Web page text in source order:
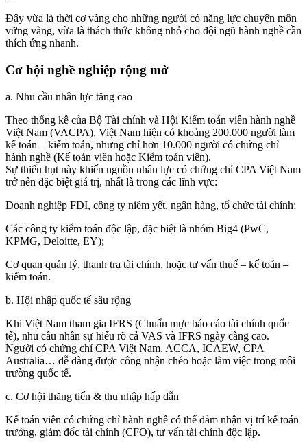
Đây vừa là thời cơ vàng cho những người có năng lực chuyên môn
vững vàng, vừa là thách thức không nhỏ cho đội ngũ hành nghề cần
thích ứng nhanh.
Cơ hội nghề nghiệp rộng mở
a. Nhu cầu nhân lực tăng cao
Theo thống kê của Bộ Tài chính và Hội Kiểm toán viên hành nghề
Việt Nam (VACPA), Việt Nam hiện có khoảng 200.000 người làm
kế toán – kiểm toán, nhưng chỉ hơn 10.000 người có chứng chỉ
hành nghề (Kế toán viên hoặc Kiểm toán viên).
Sự thiếu hụt này khiến nguồn nhân lực có chứng chỉ CPA Việt Nam
trở nên đặc biệt giá trị, nhất là trong các lĩnh vực:
Doanh nghiệp FDI, công ty niêm yết, ngân hàng, tổ chức tài chính;
Các công ty kiểm toán độc lập, đặc biệt là nhóm Big4 (PwC,
KPMG, Deloitte, EY);
Cơ quan quản lý, thanh tra tài chính, hoặc tư vấn thuế – kế toán –
kiểm toán.
b. Hội nhập quốc tế sâu rộng
Khi Việt Nam tham gia IFRS (Chuẩn mực báo cáo tài chính quốc
tế), nhu cầu nhân sự hiểu rõ cả VAS và IFRS ngày càng cao.
Người có chứng chỉ CPA Việt Nam, ACCA, ICAEW, CPA
Australia… dễ dàng được công nhận chéo hoặc làm việc trong môi
trường quốc tế.
c. Cơ hội thăng tiến & thu nhập hấp dẫn
Kế toán viên có chứng chỉ hành nghề có thể đảm nhận vị trí kế toán
trưởng, giám đốc tài chính (CFO), tư vấn tài chính độc lập.